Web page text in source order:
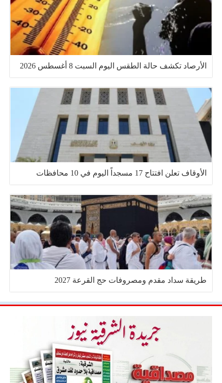
الأرصاد تكشف حالة الطقس اليوم السبت 8 أغسطس 2026
الأوقاف تعلن افتتاح 17 مسجداً اليوم في 10 محافظات
طريقة سداد مقدم ومصروفات حج القرعة 2027